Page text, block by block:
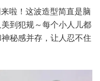
啦！这波造型简直是脑
到犯规～每个小人儿都
秘感并存，让人忍不住